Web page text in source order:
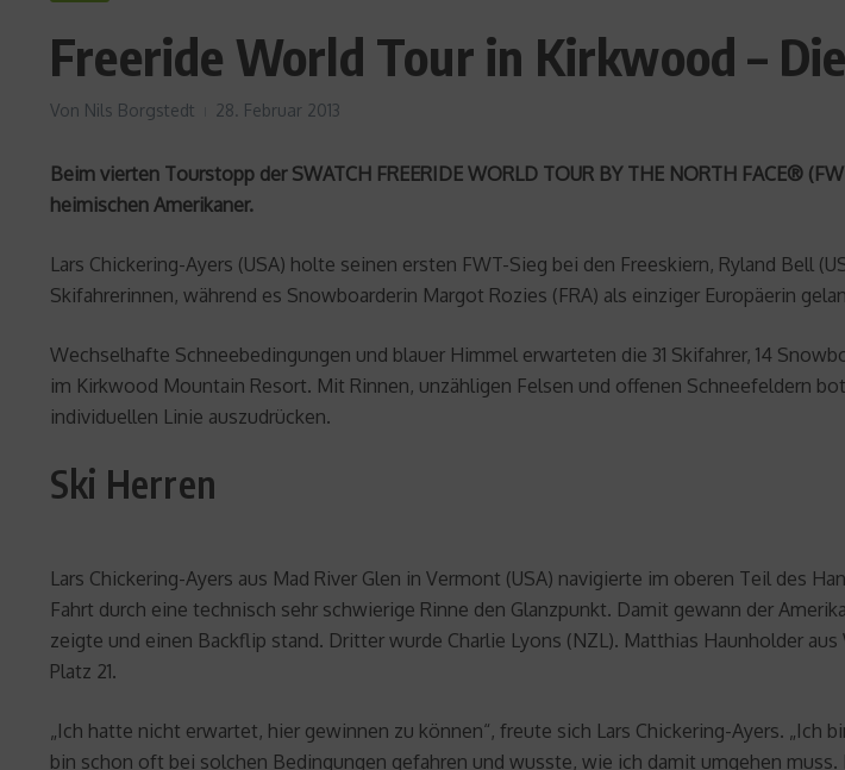
Freeride World Tour in Kirkwood –
Von Nils Borgstedt 28. Februar 2013
Beim vierten Tourstopp der SWATCH FREERIDE WORLD TOUR BY THE NORTH FACE®
heimischen Amerikaner.
Lars Chickering-Ayers (USA) holte seinen ersten FWT-Sieg bei den Freeskiern, Ryland Bell
Skifahrerinnen, während es Snowboarderin Margot Rozies (FRA) als einziger Europäerin
Wechselhafte Schneebedingungen und blauer Himmel erwarteten die 31 Skifahrer, 14
im Kirkwood Mountain Resort. Mit Rinnen, unzähligen Felsen und offenen Schneefeldern
individuellen Linie auszudrücken.
Ski Herren
Lars Chickering-Ayers aus Mad River Glen in Vermont (USA) navigierte im oberen Teil des
Fahrt durch eine technisch sehr schwierige Rinne den Glanzpunkt. Damit gewann der
zeigte und einen Backflip stand. Dritter wurde Charlie Lyons (NZL). Matthias Haunholder
Platz 21.
„Ich hatte nicht erwartet, hier gewinnen zu können“, freute sich Lars Chickering-Ayers.
bin schon oft bei solchen Bedingungen gefahren und wusste, wie ich damit umgehen muss.